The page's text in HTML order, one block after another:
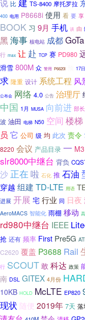
说 比 TS-8400 摩托罗拉
400 电用 P8668i 使用 看 要 享
BOOK 习 9月 手机 谈 由
黑海事 核电站 成都GoTa
行 max 让 赴 TCP 赛 PD980
滑雪 800M 众 警用 P6620i 17日
求 隆重 设计 系统工程 风
公布会 网络 4.0 公告 治理厅
中国 1月 MUSA 向前进 部长
波 油田 电梯 N50 空间 楼梯
员 它 公司 级 均 此次 责令
8220 会议 产品目录 一
slr8000中继台 背负
沙 正在 啦 石化 推 石油
穿越 组建 TD-LTE 用语
进展 开展 宅 行业 同 日夜
AeroMACS 智能化 雨棚 移动
rd980中继台 IEEE
抢 还有 频率 First Pre5G
C2620 覆盖 P3688 Rail
行 SCOUT 敢 科达 政策
南 DSL GITEX 4月份
10KB HOLD McLTE EP820
现状 随便 2019年 7天 落